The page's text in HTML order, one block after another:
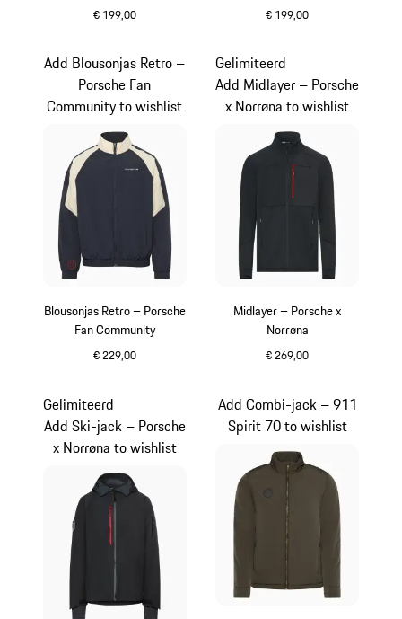
€ 199,00 € 199,00
Blousonjas Retro – Porsche
Fan Community
€ 229,00
Add Blousonjas Retro –
Porsche Fan
Community to wishlist
Midlayer – Porsche x
Norrøna
€ 269,00
Gelimiteerd
Add Midlayer – Porsche
x Norrøna to wishlist
Gelimiteerd
Add Ski-jack – Porsche
x Norrøna to wishlist
Add Combi-jack – 911
Spirit 70 to wishlist